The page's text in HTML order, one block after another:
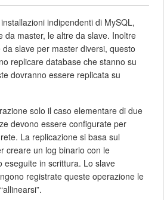
indipendenti di MySQL,
da master, le altre da slave. Inoltre
slave per master diversi, questo
replicare database che stanno su
dovranno essere replicata su
solo il caso elementare di due
devono essere configurate per
La replicazione si basa sul
creare un log binario con le
eseguite in scrittura. Lo slave
registrate queste operazione le